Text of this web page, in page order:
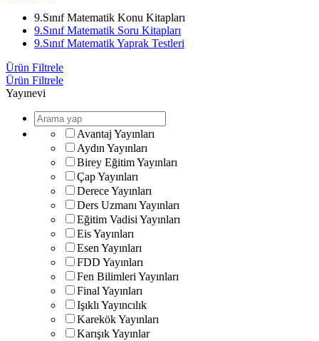
9.Sınıf Matematik Konu Kitapları
9.Sınıf Matematik Soru Kitapları
9.Sınıf Matematik Yaprak Testleri
Ürün Filtrele
Ürün Filtrele
Yayınevi
Avantaj Yayınları
Aydın Yayınları
Birey Eğitim Yayınları
Çap Yayınları
Derece Yayınları
Ders Uzmanı Yayınları
Eğitim Vadisi Yayınları
Eis Yayınları
Esen Yayınları
FDD Yayınları
Fen Bilimleri Yayınları
Final Yayınları
Işıklı Yayıncılık
Karekök Yayınları
Karışık Yayınlar